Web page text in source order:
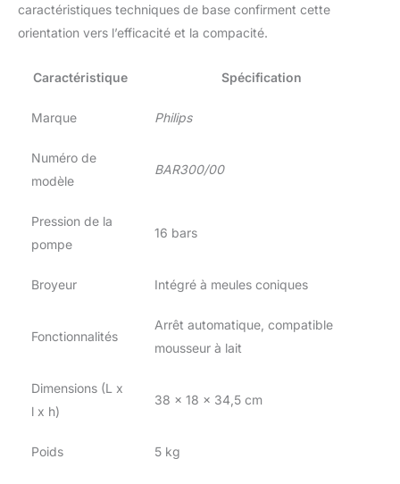
caractéristiques techniques de base confirment cette
orientation vers l’efficacité et la compacité.
Caractéristique Spécification
Marque Philips
Numéro de
modèle
BAR300/00
Pression de la
pompe
16 bars
Broyeur Intégré à meules coniques
Fonctionnalités
Arrêt automatique, compatible
mousseur à lait
Dimensions (L x
l x h)
38 x 18 x 34,5 cm
Poids 5 kg